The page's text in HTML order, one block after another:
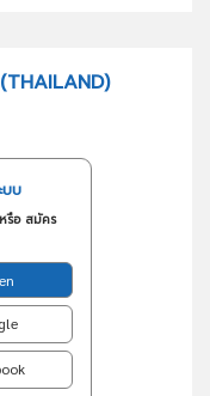
บ
รือ สมัคร